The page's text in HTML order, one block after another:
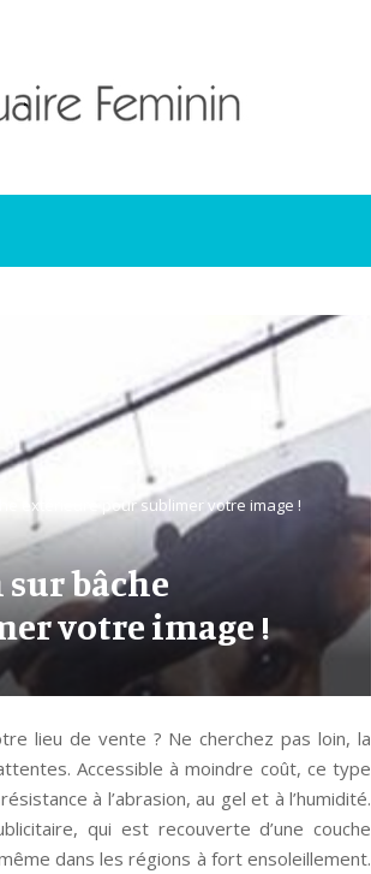
extérieure pour sublimer votre image !
bâche
votre image !
lieu de vente ? Ne cherchez pas loin, la
Accessible à moindre coût, ce type
à l’abrasion, au gel et à l’humidité.
qui est recouverte d’une couche
dans les régions à fort ensoleillement.